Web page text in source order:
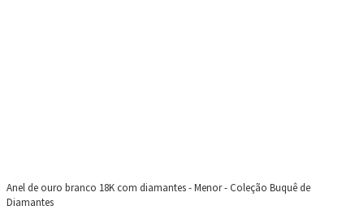
Anel de ouro branco 18K com diamantes - Menor - Coleção Buquê de
Diamantes